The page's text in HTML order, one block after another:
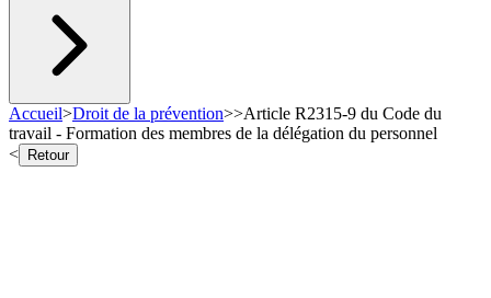
Accueil>Droit de la prévention>>Article R2315-9 du Code du
travail - Formation des membres de la délégation du personnel
<
Retour